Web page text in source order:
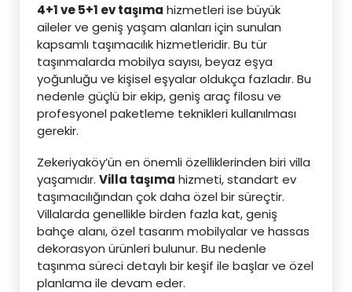
4+1 ve 5+1 ev taşıma hizmetleri ise büyük
aileler ve geniş yaşam alanları için sunulan
kapsamlı taşımacılık hizmetleridir. Bu tür
taşınmalarda mobilya sayısı, beyaz eşya
yoğunluğu ve kişisel eşyalar oldukça fazladır. Bu
nedenle güçlü bir ekip, geniş araç filosu ve
profesyonel paketleme teknikleri kullanılması
gerekir.
Zekeriyaköy’ün en önemli özelliklerinden biri villa
yaşamıdır. Villa taşıma hizmeti, standart ev
taşımacılığından çok daha özel bir süreçtir.
Villalarda genellikle birden fazla kat, geniş
bahçe alanı, özel tasarım mobilyalar ve hassas
dekorasyon ürünleri bulunur. Bu nedenle
taşınma süreci detaylı bir keşif ile başlar ve özel
planlama ile devam eder.